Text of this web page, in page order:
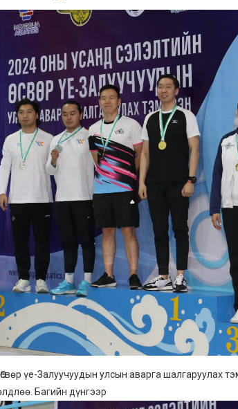
үе-Залуучуудын улсын аварга шалгаруулах
Багийн дүнгээр